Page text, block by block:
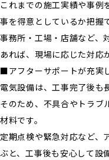
これまでの施工実績や事例
事を得意としているか把握
事務所・工場・店舗など、
あれば、現場に応じた対応
■アフターサポートが充実
電気設備は、工事完了後も
そのため、不具合やトラブ
材料です。
定期点検や緊急対応など、
ぶと、工事後も安心して設